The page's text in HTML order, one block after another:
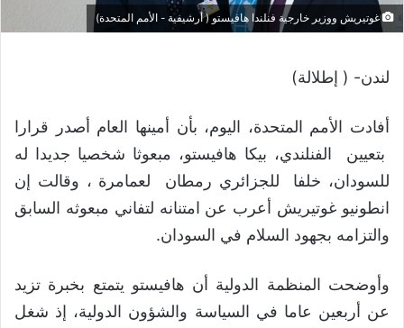
غوتيريش ووزير خارجية فنلندا هافيستو ( أرشيفية - الأمم المتحدة)
لندن- ( إطلالة)
أفادت الأمم المتحدة، اليوم، بأن أمينها العام أصدر قرارا
بتعيين الفنلندي، بيكا هافيستو، مبعوثا شخصيا جديدا له
للسودان، خلفا للجزائري رمطان لعمامرة ، وقالت إن
انطونيو غوتيريش أعرب عن امتنانه لتفاني مبعوثه السابق
والتزامه بجهود السلام في السودان.
وأوضحت المنظمة الدولية أن هافيستو يتمتع بخبرة تزيد
عن أربعين عاما في السياسة والشؤون الدولية، إذ شغل